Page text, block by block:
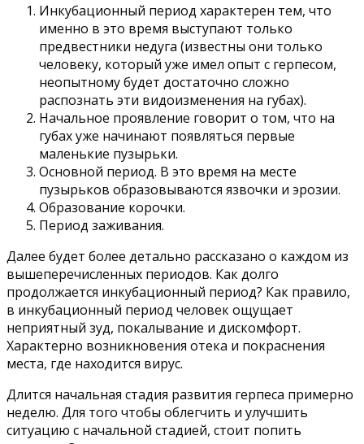
Инкубационный период характерен тем, что
именно в это время выступают только
предвестники недуга (известны они только
человеку, который уже имел опыт с герпесом,
неопытному будет достаточно сложно
распознать эти видоизменения на губах).
Начальное проявление говорит о том, что на
губах уже начинают появляться первые
маленькие пузырьки.
Основной период. В это время на месте
пузырьков образовываются язвочки и эрозии.
Образование корочки.
Период заживания.
Далее будет более детально рассказано о каждом из
вышеперечисленных периодов. Как долго
продолжается инкубационный период? Как правило,
в инкубационный период человек ощущает
неприятный зуд, покалывание и дискомфорт.
Характерно возникновения отека и покраснения
места, где находится вирус.
Длится начальная стадия развития герпеса примерно
неделю. Для того чтобы облегчить и улучшить
ситуацию с начальной стадией, стоит попить